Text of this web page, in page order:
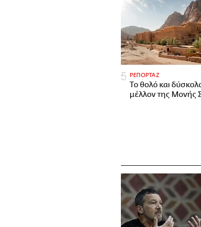
ΡΕΠΟΡΤΑΖ
Το θολό και
μέλλον της Μονής